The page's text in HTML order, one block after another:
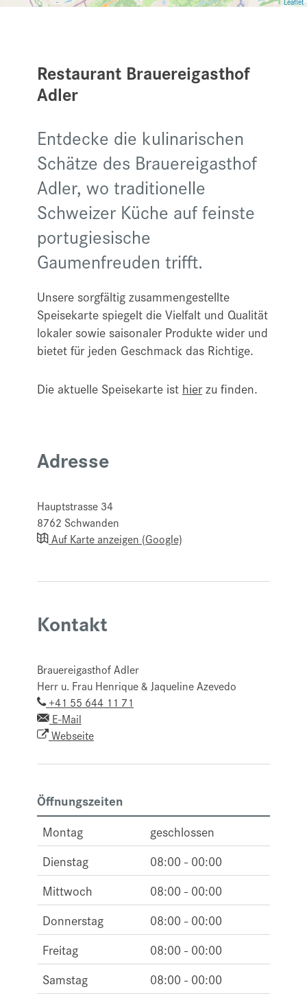
Restaurant Brauereigasthof
Adler
Entdecke die kulinarischen
Schätze des Brauereigasthof
Adler, wo traditionelle
Schweizer Küche auf feinste
portugiesische
Gaumenfreuden trifft.
Unsere sorgfältig zusammengestellte
Speisekarte spiegelt die Vielfalt und Qualität
lokaler sowie saisonaler Produkte wider und
bietet für jeden Geschmack das Richtige.
Die aktuelle Speisekarte ist hierzu finden.
Adresse
Hauptstrasse 34
8762 Schwanden
Auf Karte anzeigen (Google)
Kontakt
Brauereigasthof Adler
Herr u. Frau Henrique & Jaqueline Azevedo
+41 55 644 11 71
E-Mail
Webseite
Öffnungszeiten
Montag
geschlossen
Dienstag
08:00 - 00:00
Mittwoch
08:00 - 00:00
Donnerstag
08:00 - 00:00
Freitag
08:00 - 00:00
Samstag
08:00 - 00:00